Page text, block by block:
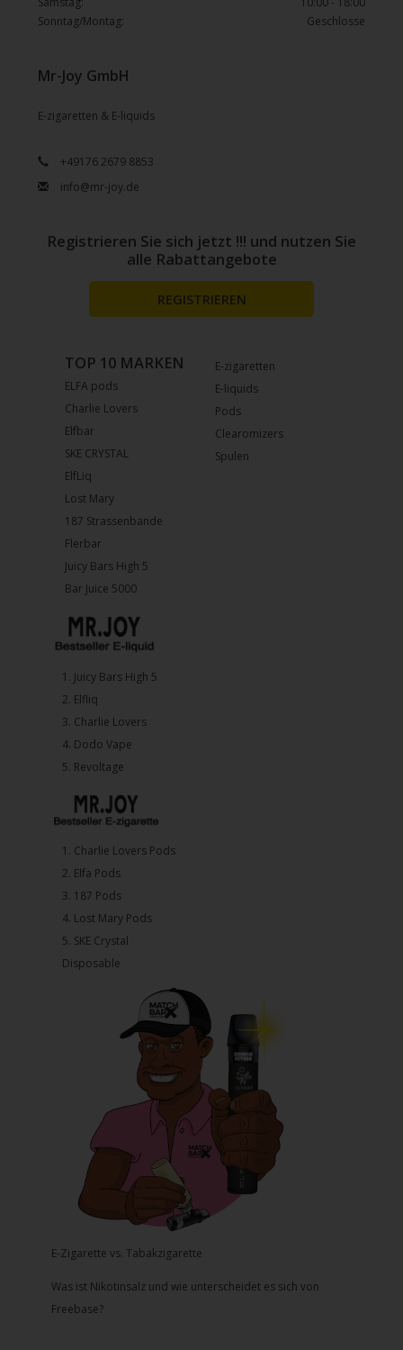
Mr-Joy GmbH
E-zigaretten & E-liquids
+49176 2679 8853
info@mr-joy.de
Sonntag/Montag:
Geschlosse
E-zigaretten
E-liquids
Pods
Clearomizers
Spulen
TOP 10 MARKEN
ELFA pods
Charlie Lovers
Elfbar
SKE CRYSTAL
ElfLiq
Lost Mary
187 Strassenbande
Flerbar
Juicy Bars High 5
Bar Juice 5000
1.⁠ ⁠Juicy Bars High 5
2.⁠ ⁠⁠Elfliq
3.⁠ ⁠⁠Charlie Lovers
4.⁠ ⁠⁠Dodo Vape
5. ⁠Revoltage
1.⁠ ⁠Charlie Lovers Pods
2.⁠ ⁠⁠Elfa Pods
3.⁠ ⁠⁠187 Pods
4.⁠ ⁠⁠Lost Mary Pods
5.⁠ ⁠⁠SKE Crystal
Disposable
E-Zigarette vs. Tabakzigarette
Was ist Nikotinsalz und wie unterscheidet es sich von
Freebase?
Registrieren Sie sich jetzt !!! und nutzen Sie
alle Rabattangebote
REGISTRIEREN